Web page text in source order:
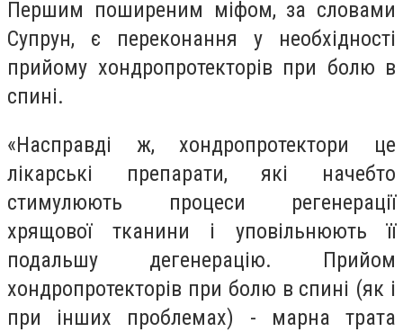
Першим поширеним міфом, за словами
Супрун, є переконання у необхідності
прийому хондропротекторів при болю в
спині.
«Насправді ж, хондропротектори це
лікарські препарати, які начебто
стимулюють процеси регенерації
хрящової тканини і уповільнюють її
подальшу дегенерацію. Прийом
хондропротекторів при болю в спині (як і
при інших проблемах) - марна трата